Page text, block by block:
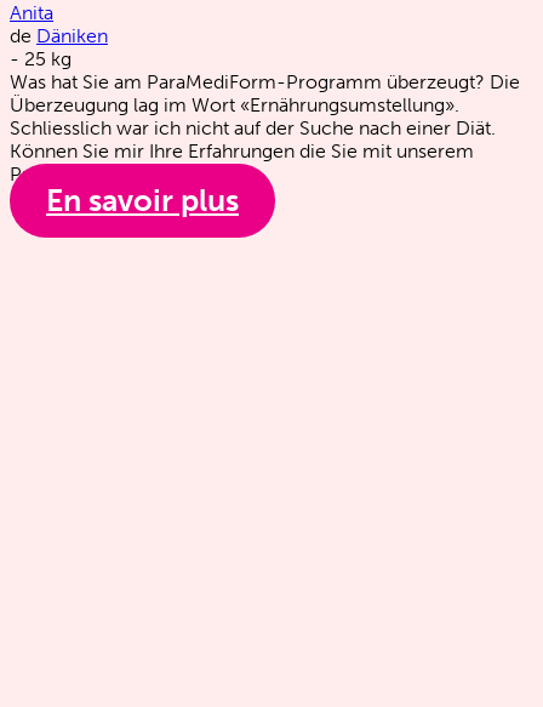
Anita
de Däniken
- 25 kg
Was hat Sie am ParaMediForm-Programm überzeugt? Die
Überzeugung lag im Wort «Ernährungsumstellung».
Schliesslich war ich nicht auf der Suche nach einer Diät.
Können Sie mir Ihre Erfahrungen die Sie mit unserem
Programm…
En savoir plus